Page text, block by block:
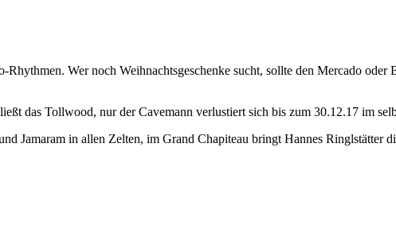
Wer noch Weihnachtsgeschenke sucht, sollte den Mercado oder
das Tollwood, nur der Cavemann verlustiert sich bis zum 30.12.17 im
Jamaram in allen Zelten, im Grand Chapiteau bringt Hannes Ringlstätter